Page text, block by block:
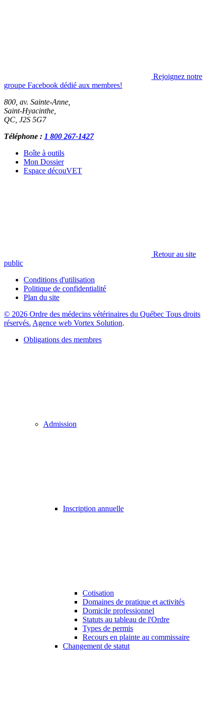
Rejoignez notre
groupe Facebook dédié aux membres!
800, av. Sainte-Anne,
Saint-Hyacinthe
QC J2S 5G7
Téléphone : 1 800 267-1427
Boîte à outils
Mon Dossier
Espace découVET
Retour au site
public
Conditions d'utilisation
Politique de confidentialité
Plan du site
© 2026 Ordre des médecins vétérinaires du Québec Tous droits
réservés. Agence web Vortex Solution.
Obligations des membres
Admission
Inscription annuelle
Cotisation
Domaines de pratique et activités
Domicile professionnel
Statuts au tableau de l'Ordre
Types de permis
Recours en plainte au commissaire
Changement de statut